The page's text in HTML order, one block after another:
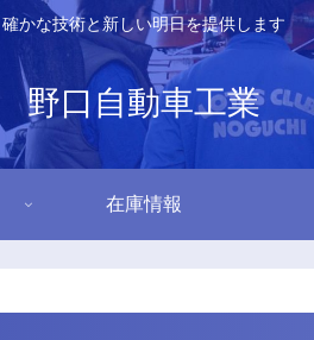
確かな技術と新しい明日を提供します
野口自動車工業
在庫情報